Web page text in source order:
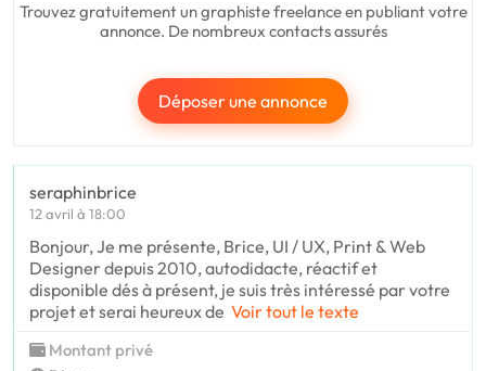
Trouvez gratuitement un graphiste freelance en publiant votre
annonce. De nombreux contacts assurés
Déposer une annonce
seraphinbrice
12 avril à 18:00
Bonjour, Je me présente, Brice, UI / UX, Print & Web
Designer depuis 2010, autodidacte, réactif et
disponible dés à présent, je suis très intéressé par votre
projet et serai heureux de Voir tout le texte
Montant privé